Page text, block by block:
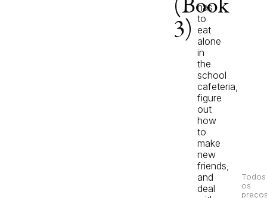
(Book
3)
has
to
eat
alone
in
the
school
cafeteria,
figure
out
how
to
make
new
friends,
and
deal
Todos
os